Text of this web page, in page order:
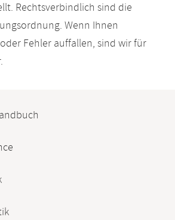
Rechtsverbindlich sind die
Wenn Ihnen
Fehler auffallen, sind wir für